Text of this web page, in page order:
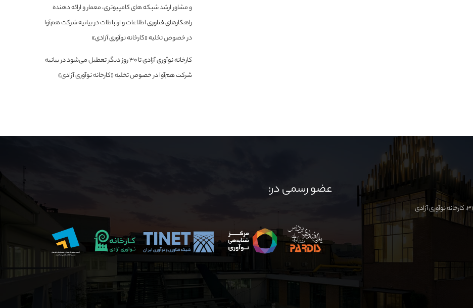
و مشاور ارشد شبکه های کامپیوتری، معمار و ارائه دهنده
راهکارهای فناوری اطلاعات و ارتباطاتدربیانیه شرکت هم‌آوا
در خصوص تخلیه «کارخانه نوآوری آزادی»
کارخانه نوآوری آزادی تا ۳۰ روز دیگر تعطیل می‌شود دربیانیه
شرکت هم‌آوا در خصوص تخلیه «کارخانه نوآوری آزادی»
عضو رسمی در: